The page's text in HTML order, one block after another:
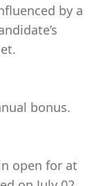
by a
bonus.
open for at